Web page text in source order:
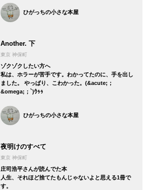
ひがっちの小さな本屋
Another. 下
東京 神保町
ゾクゾクしたい方へ
私は、ホラーが苦手です。わかってたのに、手を出し
ました。 やっぱり、こわかった。(&acute;；
&omega;；`)ｳｩｩ
ひがっちの小さな本屋
夜明けのすべて
東京 神保町
庄司浩平さんが読んでた本
人生、それほど捨てたもんじゃないよと思える1冊で
す。